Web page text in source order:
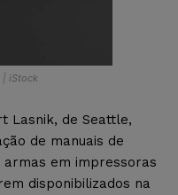
| iStock
Lasnik, de Seattle,
de manuais de
em impressoras
disponibilizados na